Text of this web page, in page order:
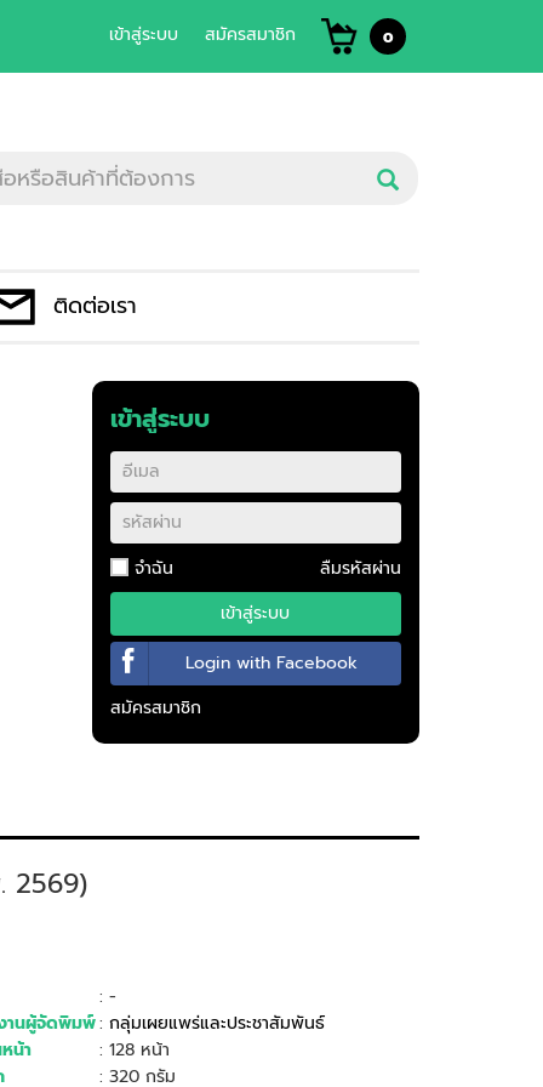
เข้าสู่ระบบ สมัครสมาชิก 0
ติดต่อเรา
เข้าสู่ระบบ
จำฉัน
ลืมรหัสผ่าน
เข้าสู่ระบบ
Login with Facebook
สมัครสมาชิก
2569)
: -
านผู้จัดพิมพ์: กลุ่มเผยแพร่และประชาสัมพันธ์
น้า
: 128 หน้า
: 320 กรัม